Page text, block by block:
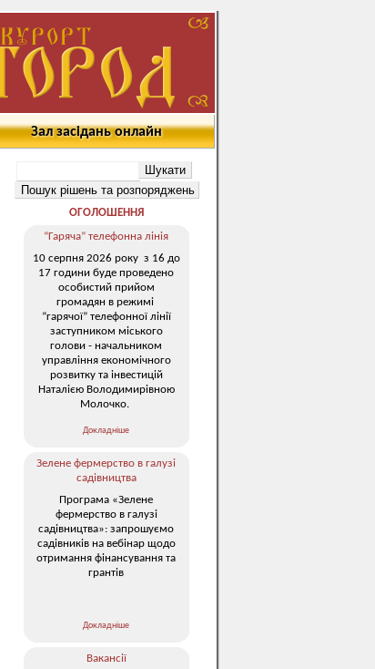
Зал засідань онлайн
ОГОЛОШЕННЯ
“Гаряча” телефонна лінія
10 серпня 2026 року з 16 до
17 години буде проведено
особистий прийом
громадян в режимі
“гарячої” телефонної лінії
заступником міського
голови - начальником
управління економічного
розвитку та інвестицій
Наталією Володимирівною
Молочко.
Докладніше
Зелене фермерство в галузі
садівництва
Програма «Зелене
фермерство в галузі
садівництва»: запрошуємо
садівників на вебінар щодо
отримання фінансування та
грантів
Докладніше
Вакансії